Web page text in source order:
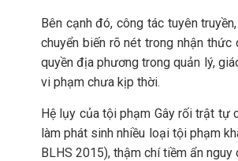
Bên cạnh đó, công tác tuyên
chuyển biến rõ nét trong nhận
quyền địa phương trong quản lý,
vi phạm chưa kịp thời.
Hệ lụy của tội phạm Gây rối trật tự
làm phát sinh nhiều loại tội phạm
BLHS 2015), thậm chí tiềm ẩn